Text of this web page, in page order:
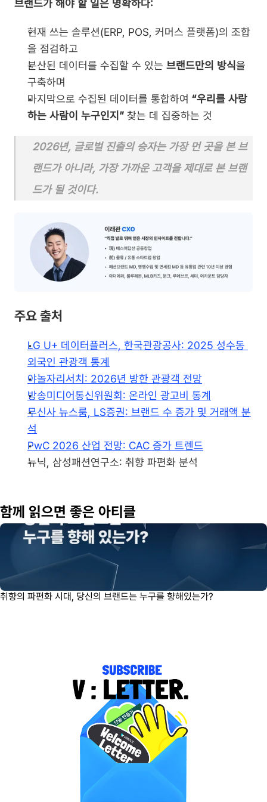
브랜드가 해야 할 일은 명확하다:
현재 쓰는 솔루션(ERP, POS, 커머스 플랫폼)의 조합
을 점검하고
분산된 데이터를 수집할 수 있는 브랜드만의 방식을
구축하며
마지막으로 수집된 데이터를 통합하여 “우리를 사랑
하는 사람이 누구인지” 찾는 데 집중하는 것
2026년, 글로벌 진출의 승자는 가장 먼 곳을 본 브
랜드가 아니라, 가장 가까운 고객을 제대로 본 브랜
드가 될 것이다.
주요 출처
LG U+ 데이터플러스, 한국관광공사: 2025 성수동
외국인 관광객 통계
야놀자리서치: 2026년 방한 관광객 전망
방송미디어통신위원회: 온라인 광고비 통계
무신사 뉴스룸, LS증권: 브랜드 수 증가 및 거래액 분
석
PwC 2026 산업 전망: CAC 증가 트렌드
뉴닉, 삼성패션연구소: 취향 파편화 분석
함께 읽으면 좋은 아티클
취향의 파편화 시대, 당신의 브랜드는 누구를 향해있는가?